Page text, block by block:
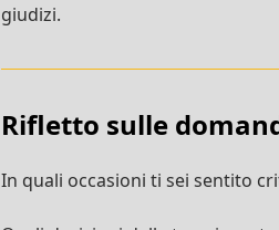
giudizi.
Rifletto sulle
In quali occasioni ti sei sentito